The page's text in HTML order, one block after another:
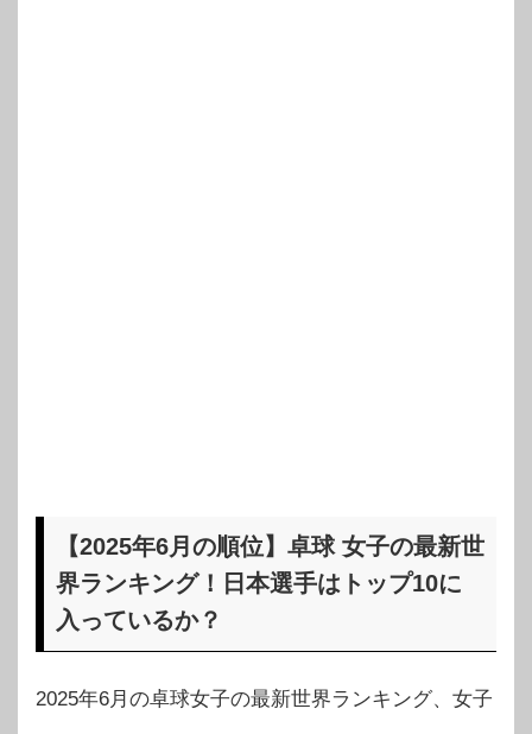
【2025年6月の順位】卓球 女子の最新世
界ランキング！日本選手はトップ10に
入っているか？
2025年6月の卓球女子の最新世界ランキング、女子